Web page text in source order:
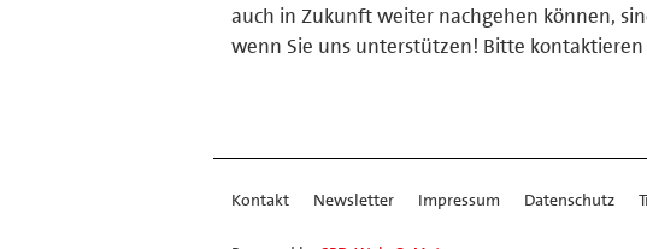
auch in Zukunft weiter nachgehen können,
wenn Sie uns unterstützen! Bitte kontaktieren
Kontakt Newsletter Impressum Datenschutz